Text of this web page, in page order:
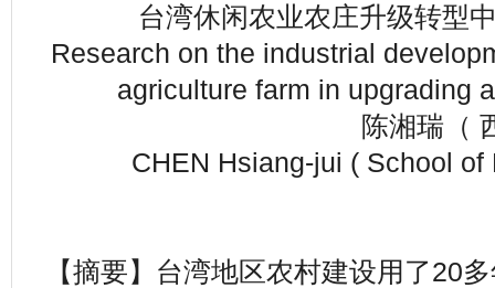
台湾休闲农业农庄升级转型
Research on the industrial
agriculture farm in upgrading
陈湘瑞（
CHEN Hsiang-jui ( School
【摘要】台湾地区农村建设用了20